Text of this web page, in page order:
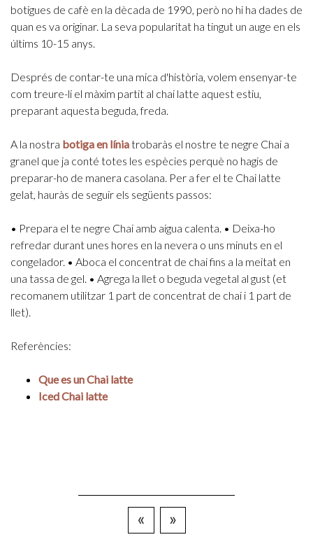
botigues de cafè en la dècada de 1990, però no hi ha dades de
quan es va originar. La seva popularitat ha tingut un auge en els
últims 10-15 anys.
Després de contar-te una mica d'història, volem ensenyar-te
com treure-li el màxim partit al chai latte aquest estiu,
preparant aquesta beguda, freda.
A la nostra botiga en líniatrobaràs el nostre te negre Chai a
granel que ja conté totes les espècies perquè no hagis de
preparar-ho de manera casolana. Per a fer el te Chai latte
gelat, hauràs de seguir els següents passos:
• Prepara el te negre Chai amb aigua calenta. • Deixa-ho
refredar durant unes hores en la nevera o uns minuts en el
congelador. • Aboca el concentrat de chai fins a la meitat en
una tassa de gel. • Agrega la llet o beguda vegetal al gust (et
recomanem utilitzar 1 part de concentrat de chai i 1 part de
llet).
Referències:
Que es un Chai latte
Iced Chai latte
« »